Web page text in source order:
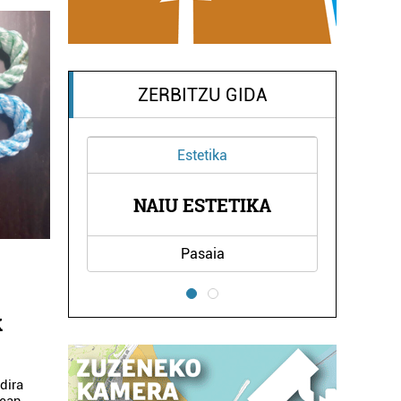
ZERBITZU GIDA
Ikastetxeak
BLAS DE LEZO LHII
Pasaia